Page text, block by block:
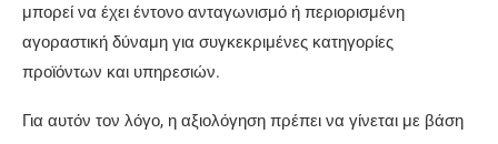
μπορεί να έχει έντονο ανταγωνισμό ή περιορισμένη
αγοραστική δύναμη για συγκεκριμένες κατηγορίες
προϊόντων και υπηρεσιών.
Για αυτόν τον λόγο, η αξιολόγηση πρέπει να γίνεται με βάση